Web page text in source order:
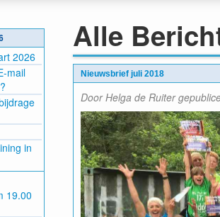
2026
mail
in
19.00
Alle
Nieuwsbrief juli 2018
Door Helga de Ruiter